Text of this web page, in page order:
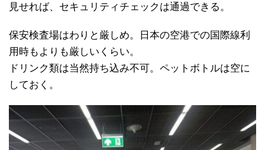
見せれば、セキュリティチェックは通過できる。
保安検査場はわりと厳しめ。日本の空港での国際線利
用時もよりも厳しいくらい。
ドリンク類は当然持ち込み不可。ペットボトルは空に
しておく。